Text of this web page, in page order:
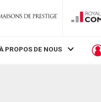
PROPOS DE NOUS